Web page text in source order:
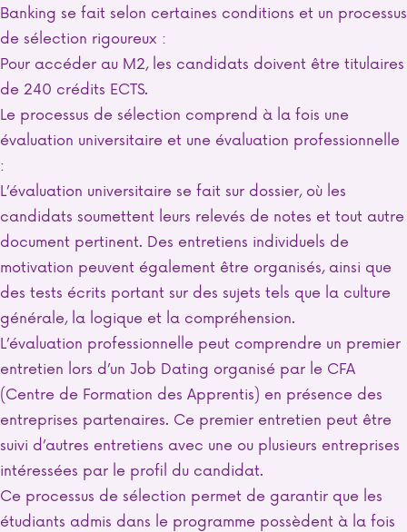
Banking se fait selon certaines conditions et un processus
de sélection rigoureux :
Pour accéder au M2, les candidats doivent être titulaires
de 240 crédits ECTS.
Le processus de sélection comprend à la fois une
évaluation universitaire et une évaluation professionnelle
:
L’évaluation universitaire se fait sur dossier, où les
candidats soumettent leurs relevés de notes et tout autre
document pertinent. Des entretiens individuels de
motivation peuvent également être organisés, ainsi que
des tests écrits portant sur des sujets tels que la culture
générale, la logique et la compréhension.
L’évaluation professionnelle peut comprendre un premier
entretien lors d’un Job Dating organisé par le CFA
(Centre de Formation des Apprentis) en présence des
entreprises partenaires. Ce premier entretien peut être
suivi d’autres entretiens avec une ou plusieurs entreprises
intéressées par le profil du candidat.
Ce processus de sélection permet de garantir que les
étudiants admis dans le programme possèdent à la fois